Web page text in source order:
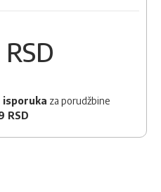
isporuka za porudžbine
RSD